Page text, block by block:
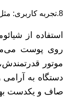
8.تجربه کاربری: مثل نسیم ملایم!
روی پوست
موتور
دستگاه به
صاف و یکدست